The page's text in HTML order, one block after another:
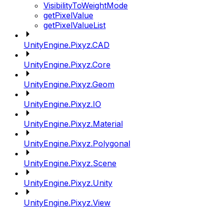
VisibilityToWeightMode
getPixelValue
getPixelValueList
UnityEngine.Pixyz.CAD
UnityEngine.Pixyz.Core
UnityEngine.Pixyz.Geom
UnityEngine.Pixyz.IO
UnityEngine.Pixyz.Material
UnityEngine.Pixyz.Polygonal
UnityEngine.Pixyz.Scene
UnityEngine.Pixyz.Unity
UnityEngine.Pixyz.View